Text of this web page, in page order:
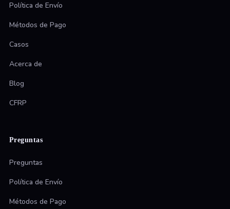
Política de Envío
Métodos de Pago
Casos
Acerca de
Blog
CFRP
Preguntas
Preguntas
Política de Envío
Métodos de Pago